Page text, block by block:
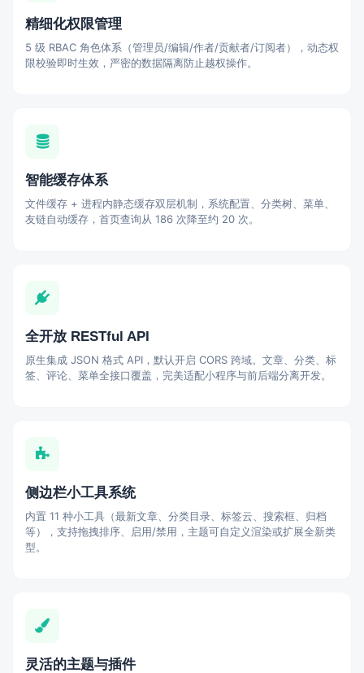
精细化权限管理
5 级 RBAC 角色体系（管理员/编辑/作者/贡献者/订阅者），动态权
限校验即时生效，严密的数据隔离防止越权操作。
智能缓存体系
文件缓存 + 进程内静态缓存双层机制，系统配置、分类树、菜单、
友链自动缓存，首页查询从 186 次降至约 20 次。
全开放 RESTful API
原生集成 JSON 格式 API，默认开启 CORS 跨域。文章、分类、标
签、评论、菜单全接口覆盖，完美适配小程序与前后端分离开发。
侧边栏小工具系统
内置 11 种小工具（最新文章、分类目录、标签云、搜索框、归档
等），支持拖拽排序、启用/禁用，主题可自定义渲染或扩展全新类
型。
灵活的主题与插件